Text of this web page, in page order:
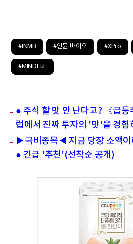
#INMB #인뮨 바이오 #XPro
#MINDFuL
● 주식 할 맛 안 난다고? 《급
럽에서 진짜 투자의 '맛'을 경험
▶극비종목◀ 지금 당장 소액이
● 긴급 '추천'(선착순 공개)